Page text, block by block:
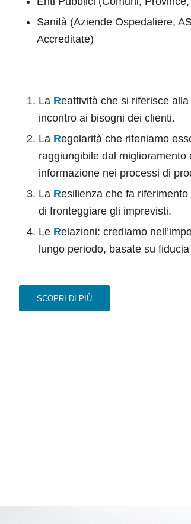
Sanità (Aziende Ospedaliere,
Accreditate)
La Reattività che si riferisce
incontro ai bisogni dei clienti.
La Regolarità che riteniamo
raggiungibile dal
informazione nei processi di
La Resilienza che fa
di fronteggiare gli imprevisti.
Le Relazioni: crediamo
lungo periodo, basate su
SCOPRI DI PIÙ